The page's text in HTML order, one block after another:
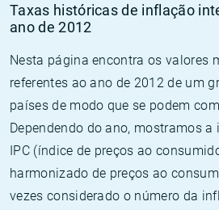
Taxas históricas de inflação
ano de 2012
Nesta página encontra os valores
referentes ao ano de 2012 de um
países de modo que se podem
Dependendo do ano, mostramos
IPC (índice de preços ao
harmonizado de preços ao
vezes considerado o número da